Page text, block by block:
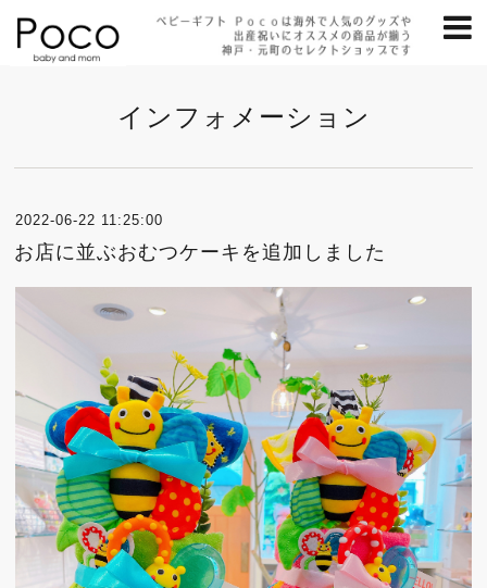
インフォメーション
2022-06-22 11:25:00
お店に並ぶおむつケーキを追加しました